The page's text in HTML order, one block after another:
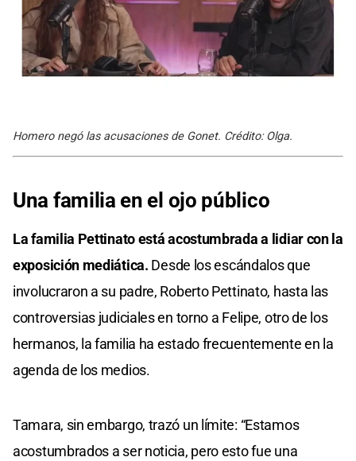
Homero negó las acusaciones de Gonet. Crédito: Olga.
Una familia en el ojo público
La familia Pettinato está acostumbrada a lidiar con la
exposición mediática. Desde los escándalos que
involucraron a su padre, Roberto Pettinato, hasta las
controversias judiciales en torno a Felipe, otro de los
hermanos, la familia ha estado frecuentemente en la
agenda de los medios.
Tamara, sin embargo, trazó un límite: “Estamos
acostumbrados a ser noticia, pero esto fue una